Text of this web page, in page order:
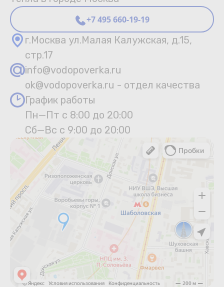
+7 495 660-19-19
г.Москва ул.Малая Калужская, д.15,
стр.17
info@vodopoverka.ru
ok@vodopoverka.ru - отдел качества
График работы
Пн—Пт с 8:00 до 20:00
Сб—Вс с 9:00 до 20:00